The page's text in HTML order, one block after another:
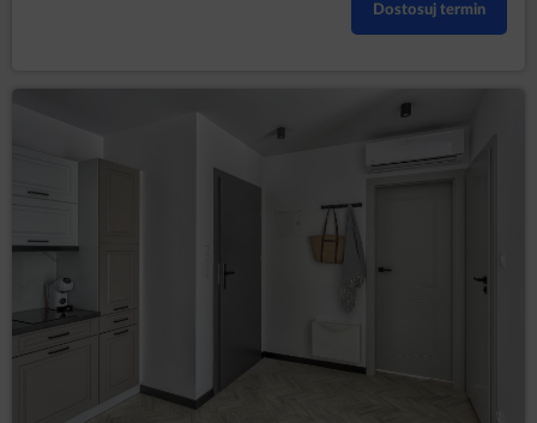
Dostosuj termin